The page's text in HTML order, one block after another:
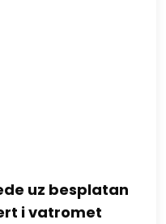
uz besplatan
i vatromet